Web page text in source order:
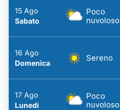
15 Ago
Sabato
Poco
nuvoloso
16 Ago
Domenica
Sereno
17 Ago
Lunedì
Poco
nuvoloso